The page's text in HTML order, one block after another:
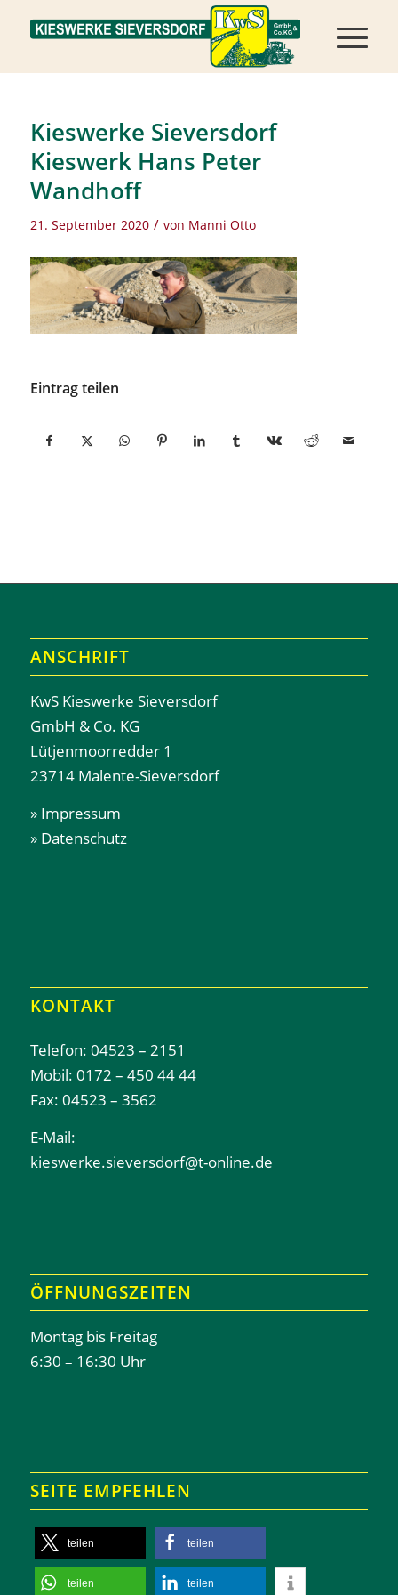
Kieswerke Sieversdorf
Kieswerk Hans Peter
Wandhoff
21. September 2020 / von Manni Otto
Eintrag teilen
ANSCHRIFT
KwS Kieswerke Sieversdorf
GmbH & Co. KG
Lütjenmoorredder 1
23714 Malente-Sieversdorf
» Impressum
» Datenschutz
KONTAKT
Telefon: 04523 – 2151
Mobil: 0172 – 450 44 44
Fax: 04523 – 3562
E-Mail:
kieswerke.sieversdorf@t-online.de
ÖFFNUNGSZEITEN
Montag bis Freitag
6:30 – 16:30 Uhr
SEITE EMPFEHLEN
teilen teilen
teilen teilen